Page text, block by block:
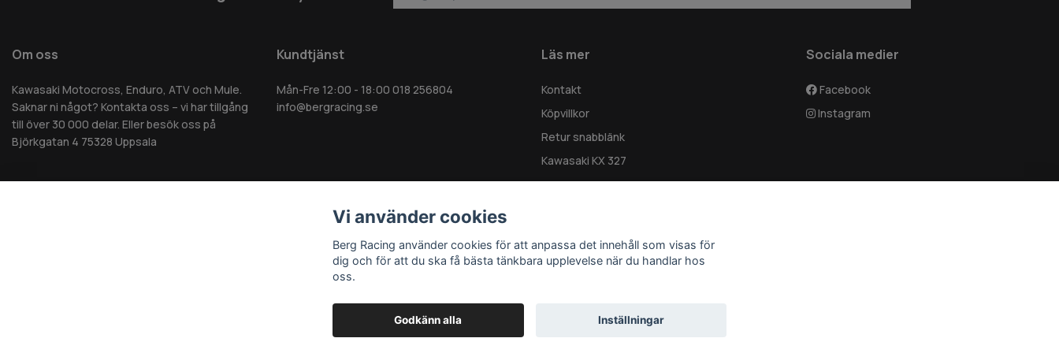
Om oss
Kawasaki Motocross, Enduro, ATV och Mule.
Saknar ni något? Kontakta oss – vi har tillgång
till över 30 000 delar. Eller besök oss på
Björkgatan 4 75328 Uppsala
Kundtjänst
Mån-Fre 12:00 - 18:00 018 256804
info@bergracing.se
Läs mer
Kontakt
Köpvillkor
Retur snabblänk
Kawasaki KX 327
Sociala medier
Facebook
Instagram
Vi använder cookies
Berg Racing använder cookies för att anpassa det innehåll som visas för
dig och för att du ska få bästa tänkbara upplevelse när du handlar hos
oss.
Godkänn alla Inställningar